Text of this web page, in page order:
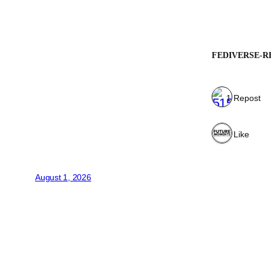
FEDIVERSE-
1 Repost
1 Like
August 1, 2026